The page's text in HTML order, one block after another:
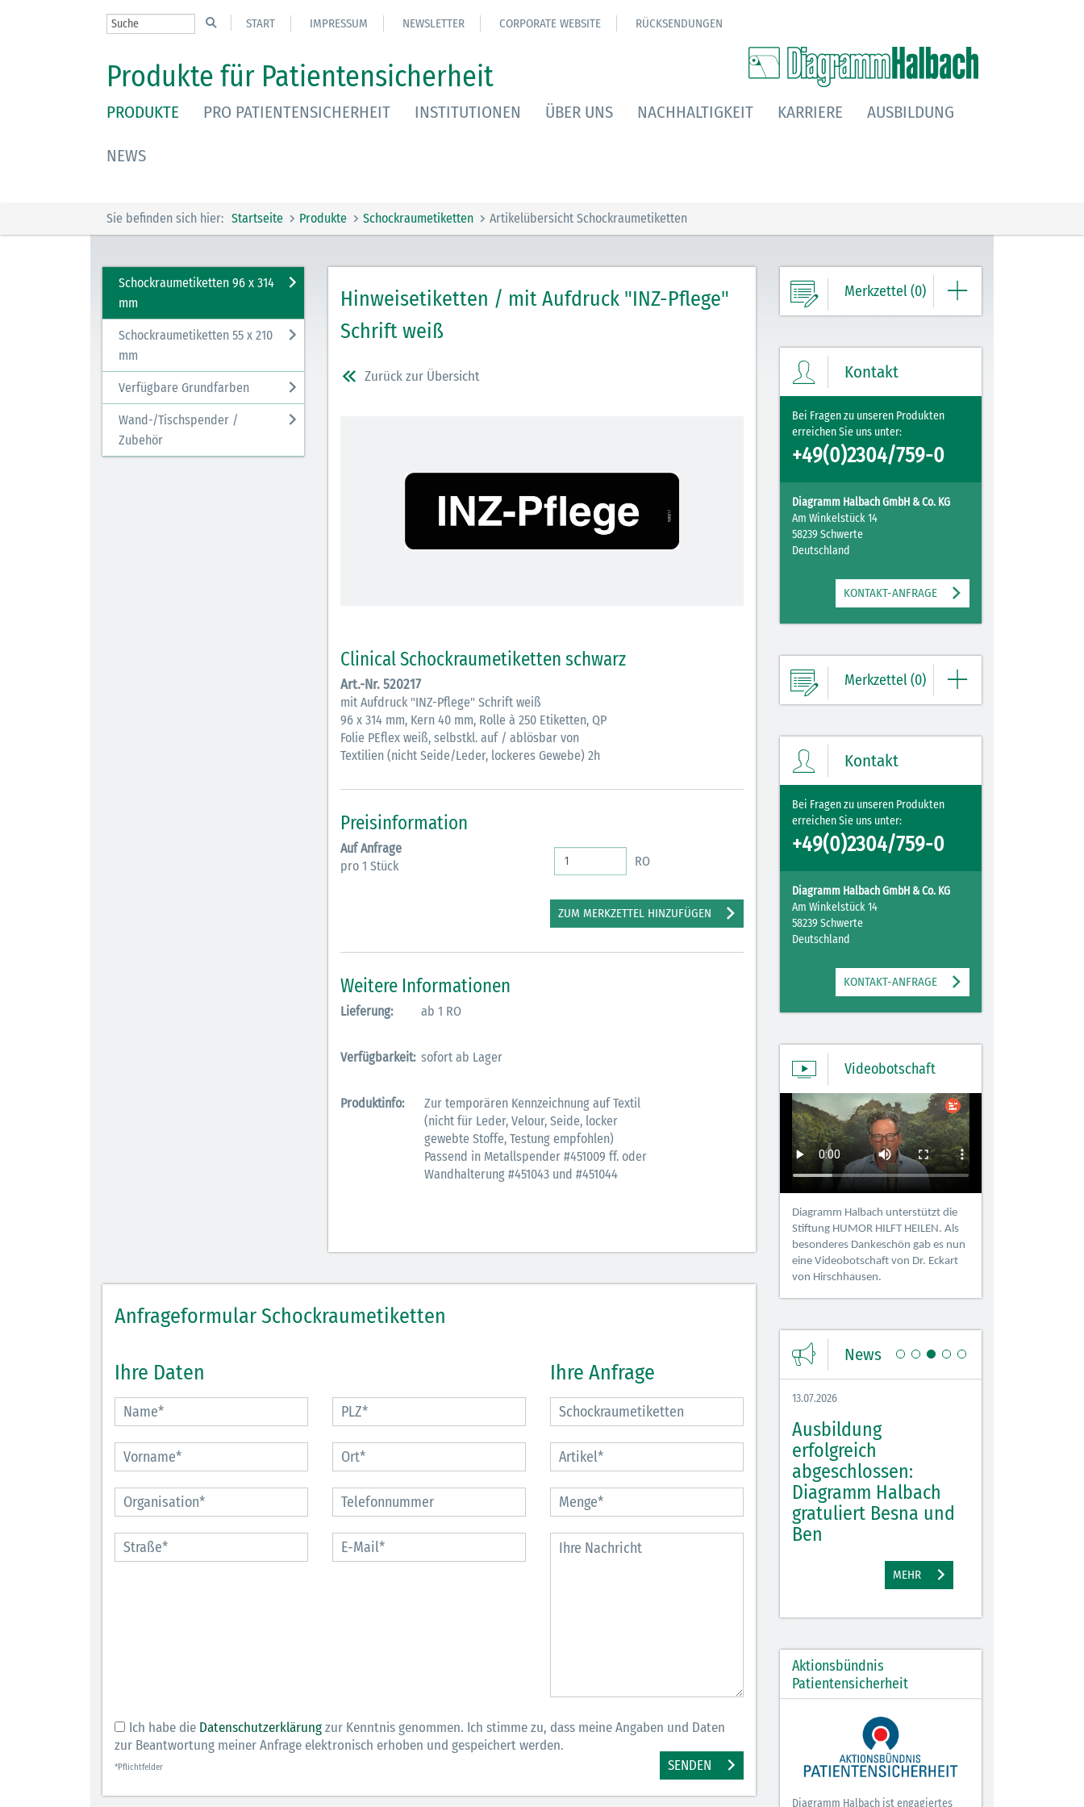
START IMPRESSUM NEWSLETTER CORPORATE WEBSITE RÜCKSENDUNGEN
Produkte für Patientensicherheit
PRODUKTE PRO PATIENTENSICHERHEIT INSTITUTIONEN ÜBER UNS NACHHALTIGKEIT KARRIERE AUSBILDUNG
NEWS
Sie befinden sich hier: Startseite Produkte Schockraumetiketten Artikelübersicht Schockraumetiketten
Schockraumetiketten 96 x 314
mm
Schockraumetiketten 55 x 210
mm
Verfügbare Grundfarben
Wand-/Tischspender /
Zubehör
Hinweisetiketten / mit Aufdruck "INZ-Pflege"
Schrift weiß
Zurück zur Übersicht
Clinical Schockraumetiketten schwarz
Art.-Nr. 520217
mit Aufdruck "INZ-Pflege" Schrift weiß
96 x 314 mm, Kern 40 mm, Rolle à 250 Etiketten, QP
Folie PEflex weiß, selbstkl. auf / ablösbar von
Textilien (nicht Seide/Leder, lockeres Gewebe) 2h
Preisinformation
Auf Anfrage
pro 1 Stück
RO
ZUM MERKZETTEL HINZUFÜGEN
Weitere Informationen
Lieferung: ab 1 RO
Verfügbarkeit: sofort ab Lager
Produktinfo:
Zur temporären Kennzeichnung auf Textil
(nicht für Leder, Velour, Seide, locker
gewebte Stoffe, Testung empfohlen)
Passend in Metallspender #451009 ff. oder
Wandhalterung #451043 und #451044
Anfrageformular Schockraumetiketten
Ihre Daten Ihre Anfrage
Ich habe die Datenschutzerklärungzur Kenntnis genommen. Ich stimme zu, dass meine Angaben und Daten
zur Beantwortung meiner Anfrage elektronisch erhoben und gespeichert werden.
*Pflichtfelder SENDEN
Merkzettel (0)
Einträge.
ZUM MERKZETTEL
Kontakt
Bei Fragen zu unseren Produkten
erreichen Sie uns unter:
+49(0)2304/759-0
Diagramm Halbach GmbH & Co. KG
Am Winkelstück 14
58239 Schwerte
Deutschland
KONTAKT-ANFRAGE
Merkzettel (0)
Einträge.
ZUM MERKZETTEL
Kontakt
Bei Fragen zu unseren Produkten
erreichen Sie uns unter:
+49(0)2304/759-0
Diagramm Halbach GmbH & Co. KG
Am Winkelstück 14
58239 Schwerte
Deutschland
KONTAKT-ANFRAGE
Videobotschaft
Diagramm Halbach unterstützt die
Stiftung HUMOR HILFT HEILEN. Als
besonderes Dankeschön gab es nun
eine Videobotschaft von Dr. Eckart
von Hirschhausen.
News
30.06.2026
Ein ganzes
Berufsleben bei
Diagramm Halbach
MEHR
29.07.2026
Schwimmsport und
Gemeinschaft in
direkter
Nachbarschaft
MEHR
27.07.2026
WM Tippspiel sorgt
für Spannung, gute
Stimmung und tolle
Gewinne
MEHR
13.07.2026
Ausbildung
erfolgreich
abgeschlossen:
Diagramm Halbach
gratuliert Besna und
Ben
MEHR
Aktionsbündnis
Patientensicherheit
Diagramm Halbach ist engagiertes